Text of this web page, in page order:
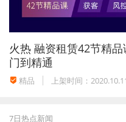
火热 融资租赁42节精
门到精通
精品 上架时间：
7日热点新闻